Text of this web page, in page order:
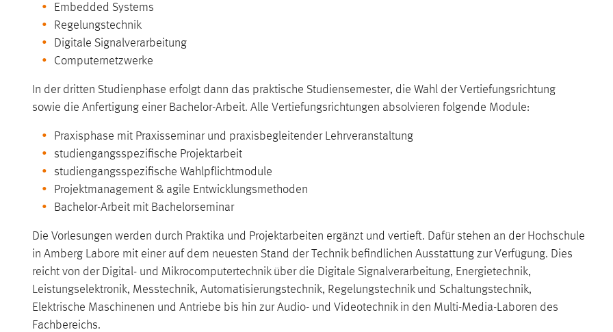
Embedded Systems
Regelungstechnik
Digitale Signalverarbeitung
Computernetzwerke
In der dritten Studienphase erfolgt dann das praktische Studiensemester, die Wahl der Vertiefungsrichtung
sowie die Anfertigung einer Bachelor-Arbeit. Alle Vertiefungsrichtungen absolvieren folgende Module:
Praxisphase mit Praxisseminar und praxisbegleitender Lehrveranstaltung
studiengangsspezifische Projektarbeit
studiengangsspezifische Wahlpflichtmodule
Projektmanagement & agile Entwicklungsmethoden
Bachelor-Arbeit mit Bachelorseminar
Die Vorlesungen werden durch Praktika und Projektarbeiten ergänzt und vertieft. Dafür stehen an der Hochschule
in Amberg Labore mit einer auf dem neuesten Stand der Technik befindlichen Ausstattung zur Verfügung. Dies
reicht von der Digital- und Mikrocomputertechnik über die Digitale Signalverarbeitung, Energietechnik,
Leistungselektronik, Messtechnik, Automatisierungstechnik, Regelungstechnik und Schaltungstechnik,
Elektrische Maschinenen und Antriebe bis hin zur Audio- und Videotechnik in den Multi-Media-Laboren des
Fachbereichs.